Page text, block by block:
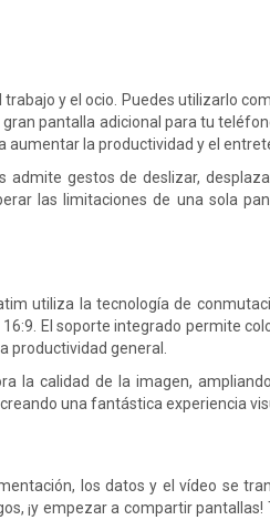
y el ocio. Puedes utilizarlo
pantalla adicional para tu
la productividad y el
gestos de deslizar,
las limitaciones de una sola
utiliza la tecnología de
El soporte integrado permite
productividad general.
la calidad de la imagen,
una fantástica experiencia
los datos y el vídeo se
¡y empezar a compartir pantallas!